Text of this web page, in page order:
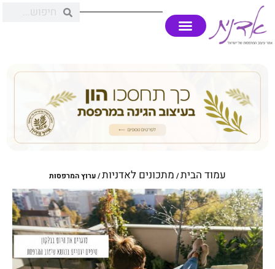
עמוד הבית/ מתכונים לאדניות/ ערוץ המרפסות